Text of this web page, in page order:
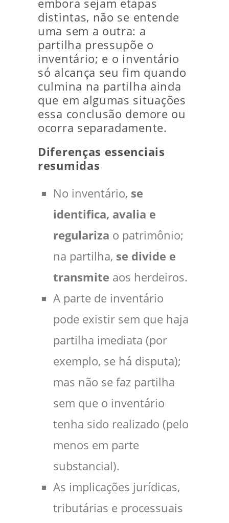
embora sejam etapas
distintas, não se entende
uma sem a outra: a
partilha pressupõe o
inventário; e o inventário
só alcança seu fim quando
culmina na partilha ainda
que em algumas situações
essa conclusão demore ou
ocorra separadamente.
Diferenças essenciais
resumidas
No inventário, se
identifica, avalia e
regulariza o patrimônio;
na partilha, se divide e
transmite aos herdeiros.
A parte de inventário
pode existir sem que haja
partilha imediata (por
exemplo, se há disputa);
mas não se faz partilha
sem que o inventário
tenha sido realizado (pelo
menos em parte
substancial).
As implicações jurídicas,
tributárias e processuais